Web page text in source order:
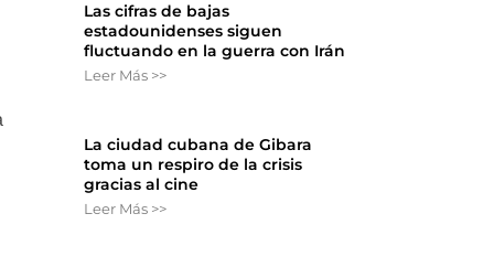
Las cifras de bajas
estadounidenses siguen
fluctuando en la guerra con Irán
Leer Más >>
La ciudad cubana de Gibara
toma un respiro de la crisis
gracias al cine
Leer Más >>